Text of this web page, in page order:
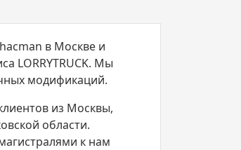
в Москве и
LORRYTRUCK. Мы
модификаций.
из Москвы,
области.
к нам